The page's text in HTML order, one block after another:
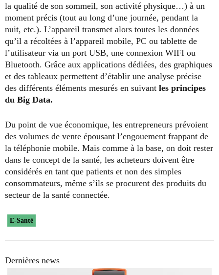
la qualité de son sommeil, son activité physique…) à un
moment précis (tout au long d’une journée, pendant la
nuit, etc.). L’appareil transmet alors toutes les données
qu’il a récoltées à l’appareil mobile, PC ou tablette de
l’utilisateur via un port USB, une connexion WIFI ou
Bluetooth. Grâce aux applications dédiées, des graphiques
et des tableaux permettent d’établir une analyse précise
des différents éléments mesurés en suivant les principes
du Big Data.
Du point de vue économique, les entrepreneurs prévoient
des volumes de vente épousant l’engouement frappant de
la téléphonie mobile. Mais comme à la base, on doit rester
dans le concept de la santé, les acheteurs doivent être
considérés en tant que patients et non des simples
consommateurs, même s’ils se procurent des produits du
secteur de la santé connectée.
E-Santé
Dernières news